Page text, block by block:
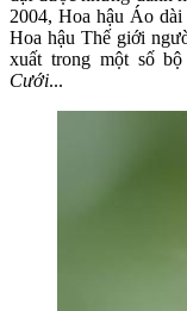
2004, Hoa hậu Áo
Hoa hậu Thế giới
xuất trong một số
Cưới...